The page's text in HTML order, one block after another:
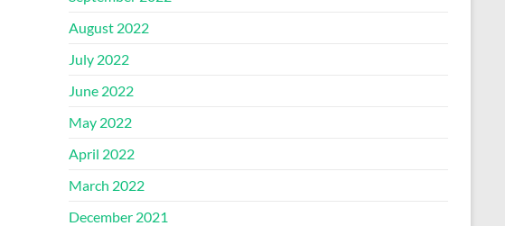
August 2022
July 2022
June 2022
May 2022
April 2022
March 2022
December 2021